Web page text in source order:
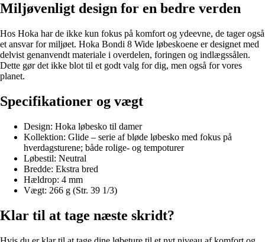
Miljøvenligt design for en bedre verden
Hos Hoka har de ikke kun fokus på komfort og ydeevne, de tager også
et ansvar for miljøet. Hoka Bondi 8 Wide løbeskoene er designet med
delvist genanvendt materiale i overdelen, foringen og indlægssålen.
Dette gør det ikke blot til et godt valg for dig, men også for vores
planet.
Specifikationer og vægt
Design: Hoka løbesko til damer
Kollektion: Glide – serie af bløde løbesko med fokus på
hverdagsturene; både rolige- og tempoturer
Løbestil: Neutral
Bredde: Ekstra bred
Hældrop: 4 mm
Vægt: 266 g (Str. 39 1/3)
Klar til at tage næste skridt?